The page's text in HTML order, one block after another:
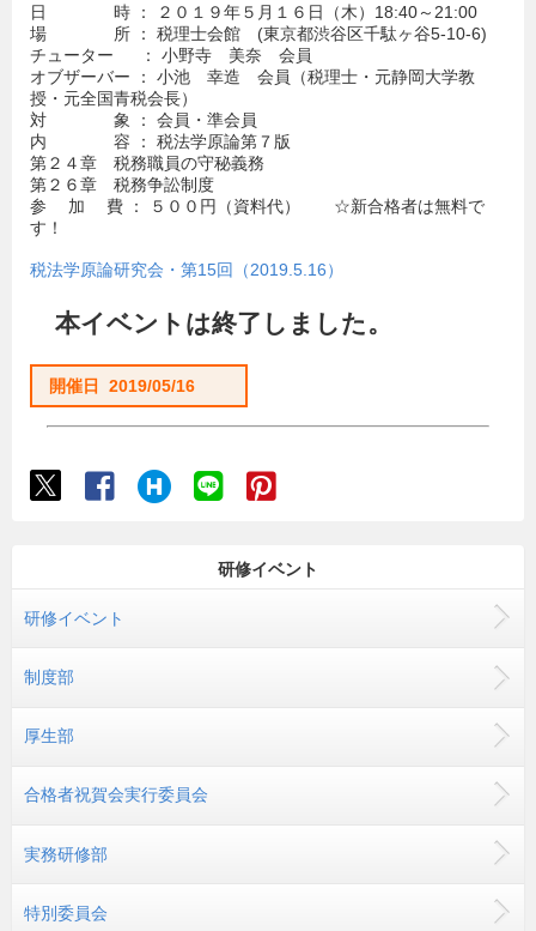
日 時 ： ２０１９年５月１６日（木）18:40～21:00
場 所 ： 税理士会館 (東京都渋谷区千駄ヶ谷5-10-6)
チューター ： 小野寺 美奈 会員
オブザーバー ： 小池 幸造 会員（税理士・元静岡大学教
授・元全国青税会長）
対 象 ： 会員・準会員
内 容 ： 税法学原論第７版
第２４章 税務職員の守秘義務
第２６章 税務争訟制度
参 加 費 ： ５００円（資料代） ☆新合格者は無料で
す！
税法学原論研究会・第15回（2019.5.16）
本イベントは終了しました。
開催日 2019/05/16
研修イベント
研修イベント
制度部
厚生部
合格者祝賀会実行委員会
実務研修部
特別委員会